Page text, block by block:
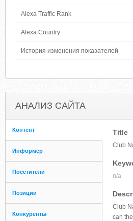
Alexa Traffic Rank
Alexa Country
История изменения показателей
АНАЛИЗ САЙТА
Контент
Информер
Посетители
Позиции
Конкуренты
Title
Club
n/a
Club
can